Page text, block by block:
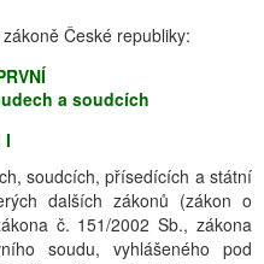
České republiky:
a soudcích
I
soudcích, přísedících a státní
dalších zákonů (zákon o
č. 151/2002 Sb., zákona
soudu, vyhlášeného pod